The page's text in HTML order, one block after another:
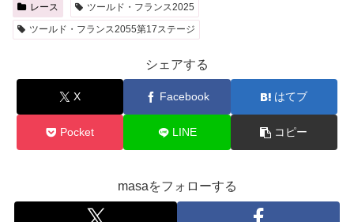
レース
ツールド・フランス2025
ツールド・フランス2055第17ステージ
シェアする
X Facebook はてブ
Pocket LINE コピー
masaをフォローする